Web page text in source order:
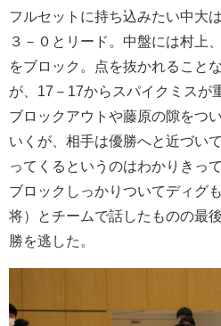
フルセットに持ち込みたい中大
３－０とリード。中盤には村上
をブロック。点を抜かれること
が、17－17からスパイクミスが
ブロックアウトや藤原の隙をつ
いくが、相手は優勝へと近づい
ってくるというのはわかりきっ
ブロックしっかりついてディグ
将）とチームで話したものの最
勝を逃した。